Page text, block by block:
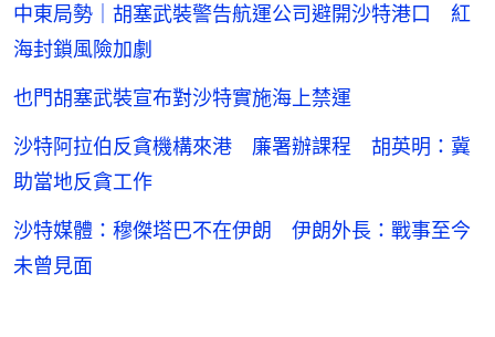
中東局勢｜胡塞武裝警告航運公司避開沙特港口 紅
海封鎖風險加劇
也門胡塞武裝宣布對沙特實施海上禁運
沙特阿拉伯反貪機構來港 廉署辦課程 胡英明：冀
助當地反貪工作
沙特媒體：穆傑塔巴不在伊朗 伊朗外長：戰事至今
未曾見面